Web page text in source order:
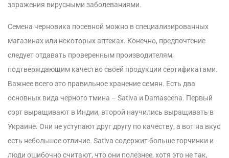
заражения вирусными заболеваниями.
Семена черновика посевной можно в специализированных
магазинах или некоторых аптеках. Конечно, предпочтение
следует отдавать проверенным производителям,
подтверждающим качество своей продукции сертификатами.
Важнее всего это правильное хранение семян. Есть два
основных вида черного тмина – Sativa и Damascena. Первый
сорт выращивают в Индии, второй научились выращивать в
Украине. Они не уступают друг другу по качеству, а вот на вкус
есть небольшое отличие. Sativa содержит больше горчинки и
люди ошибочно считают, что они полезнее, хотя это не так,